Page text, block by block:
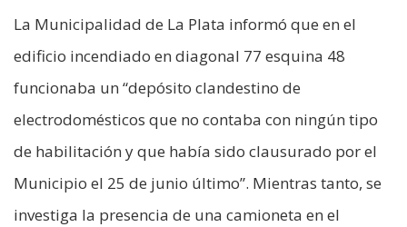
La Municipalidad de La Plata informó que en el
edificio incendiado en diagonal 77 esquina 48
funcionaba un “depósito clandestino de
electrodomésticos que no contaba con ningún tipo
de habilitación y que había sido clausurado por el
Municipio el 25 de junio último”. Mientras tanto, se
investiga la presencia de una camioneta en el